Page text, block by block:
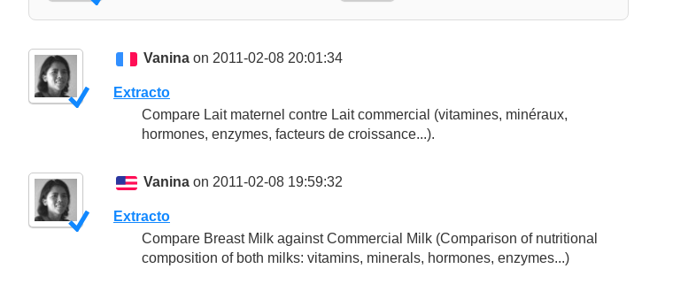
Vanina on 2011-02-08 20:01:34
Extracto
Compare Lait maternel contre Lait commercial (vitamines, minéraux,
hormones, enzymes, facteurs de croissance...).
Vanina on 2011-02-08 19:59:32
Extracto
Compare Breast Milk against Commercial Milk (Comparison of nutritional
composition of both milks: vitamins, minerals, hormones, enzymes...)